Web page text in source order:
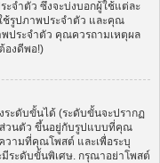
จำตัว ซึ่งจะบ่งบอกผู้ใช้แต่ละ
ช้รูปภาพประจำตัว และคุณ
พประจำตัว คุณควรถามเหตุผล
องดีพอ!)
ะดับขั้นได้ (ระดับขั้นจะปรากฏ
ส่วนตัว ขึ้นอยู่กับรูปแบบที่คุณ
วามที่คุณโพสต์ และเพื่อระบุ
มีระดับขั้นพิเศษ. กรุณาอย่าโพสต์